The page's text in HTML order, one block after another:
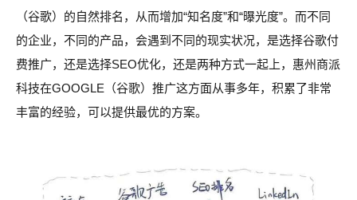
（谷歌）的自然排名，从而增加“知名度”和“曝光度”。而不同
的企业，不同的产品，会遇到不同的现实状况，是选择谷歌付
费推广，还是选择SEO优化，还是两种方式一起上，惠州商派
科技在GOOGLE（谷歌）推广这方面从事多年，积累了非常
丰富的经验，可以提供最优的方案。